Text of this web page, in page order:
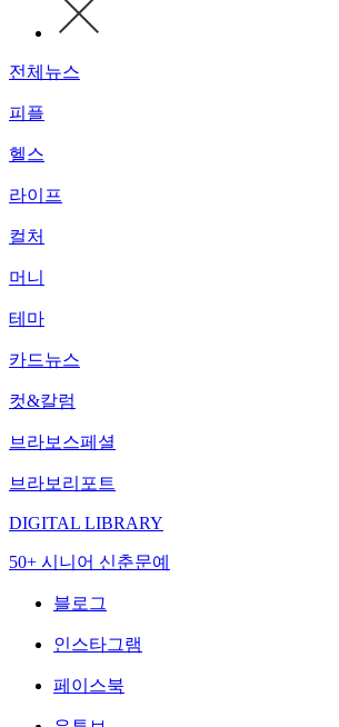
전체뉴스
피플
헬스
라이프
컬처
머니
테마
카드뉴스
컷&칼럼
브라보스페셜
브라보리포트
DIGITAL LIBRARY
50+ 시니어 신춘문예
블로그
인스타그램
페이스북